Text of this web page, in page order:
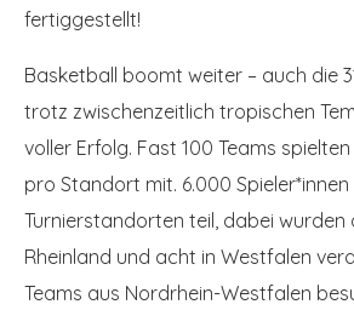
fertiggestellt!
Basketball boomt weiter – auch die
trotz zwischenzeitlich tropischen
voller Erfolg. Fast 100 Teams
pro Standort mit. 6.000
Turnierstandorten teil, dabei wurden
Rheinland und acht in Westfalen
Teams aus Nordrhein-Westfalen